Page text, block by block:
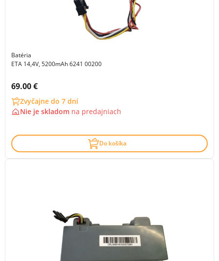
Batéria
ETA 14,4V, 5200mAh 6241 00200
Cena s DPH:
69.00 €
Zvyčajne do 7 dní
Nie je skladom na predajniach
Do košíka